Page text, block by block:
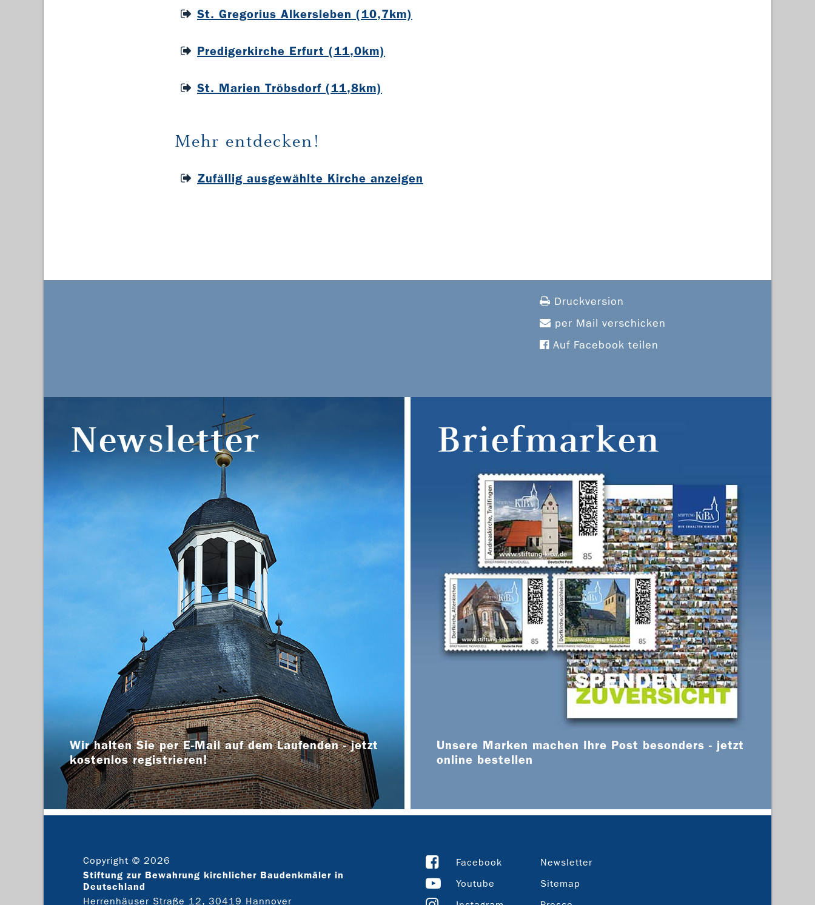
St. Gregorius Alkersleben (10,7km)
Predigerkirche Erfurt (11,0km)
St. Marien Tröbsdorf (11,8km)
Mehr entdecken!
Zufällig ausgewählte Kirche anzeigen
Druckversion
per Mail verschicken
Auf Facebook teilen
Newsletter
Wir halten Sie per E-Mail auf dem Laufenden - jetzt
kostenlos registrieren!
Briefmarken
Unsere Marken machen Ihre Post besonders - jetzt
online bestellen
Copyright © 2026
Stiftung zur Bewahrung kirchlicher Baudenkmäler in
Deutschland
Herrenhäuser Straße 12, 30419 Hannover
Facebook
Youtube
Newsletter
Sitemap